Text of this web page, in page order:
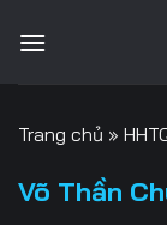
qua
Trang chủ »
Võ Thần